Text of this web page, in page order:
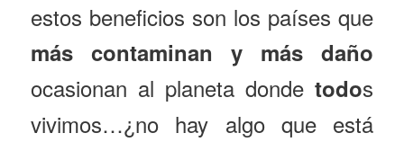
estos beneficios son los países que
más contaminan y más daño
ocasionan al planeta dondetodos
vivimos…¿no hay algo que está